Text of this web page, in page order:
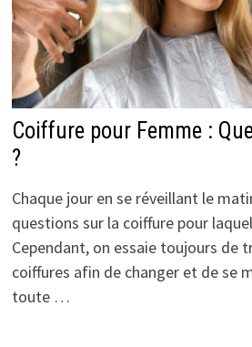
Coiffure pour Femme :
?
Chaque jour en se réveillant le
questions sur la coiffure pour
Cependant, on essaie toujours de
coiffures afin de changer et de se
toute …